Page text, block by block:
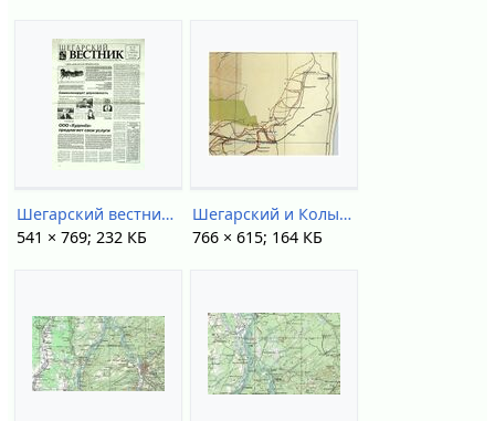
Шегарский вестник (2011).jpg
541 × 769; 232 КБ
Шегарский и Колыванский тракты (1912).jpg
766 × 615; 164 КБ